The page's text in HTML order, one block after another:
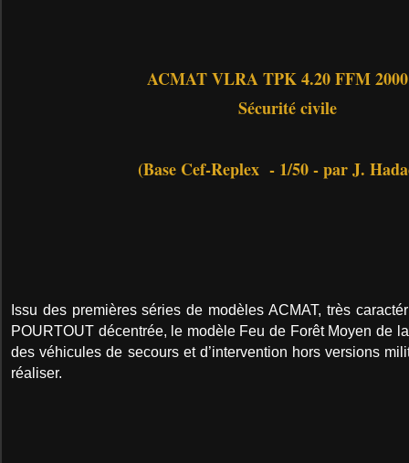
ACMAT VLRA TPK 4.20 FFM
Sécurité civile
(Base Cef-Replex - 1/50 - par J.
Issu des premières séries de modèles ACMAT, très
POURTOUT décentrée, le modèle Feu de Forêt Moyen de
des véhicules de secours et d’intervention hors versions
réaliser.